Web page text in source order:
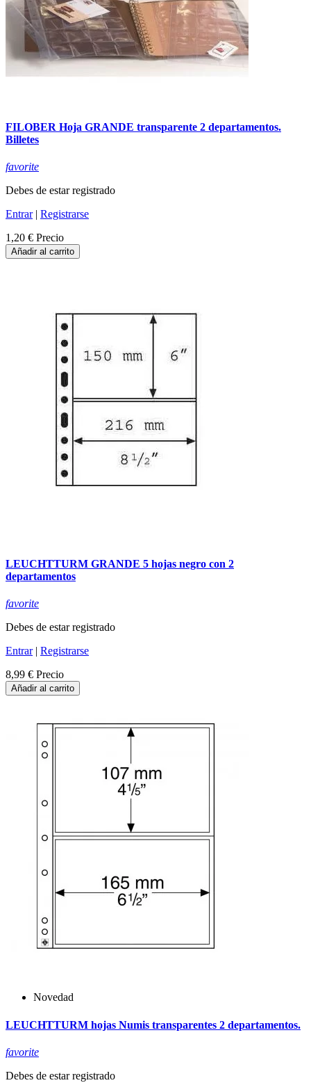
FILOBER Hoja GRANDE transparente 2 departamentos.
Billetes
favorite
Debes de estar registrado
Entrar| Registrarse
1,20 € Precio
Añadir al carrito
LEUCHTTURM GRANDE 5 hojas negro con 2
departamentos
favorite
Debes de estar registrado
Entrar| Registrarse
8,99 € Precio
Añadir al carrito
Novedad
LEUCHTTURM hojas Numis transparentes 2 departamentos.
favorite
Debes de estar registrado